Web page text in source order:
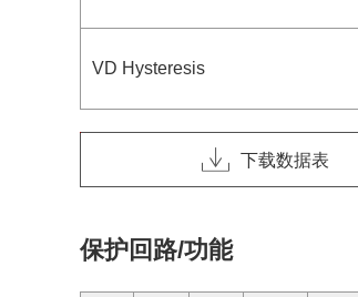
VD Hysteresis
下载数据表
保护回路/功能